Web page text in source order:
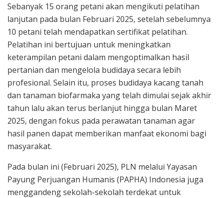
Sebanyak 15 orang petani akan mengikuti pelatihan
lanjutan pada bulan Februari 2025, setelah sebelumnya
10 petani telah mendapatkan sertifikat pelatihan.
Pelatihan ini bertujuan untuk meningkatkan
keterampilan petani dalam mengoptimalkan hasil
pertanian dan mengelola budidaya secara lebih
profesional. Selain itu, proses budidaya kacang tanah
dan tanaman biofarmaka yang telah dimulai sejak akhir
tahun lalu akan terus berlanjut hingga bulan Maret
2025, dengan fokus pada perawatan tanaman agar
hasil panen dapat memberikan manfaat ekonomi bagi
masyarakat.
Pada bulan ini (Februari 2025), PLN melalui Yayasan
Payung Perjuangan Humanis (PAPHA) Indonesia juga
menggandeng sekolah-sekolah terdekat untuk